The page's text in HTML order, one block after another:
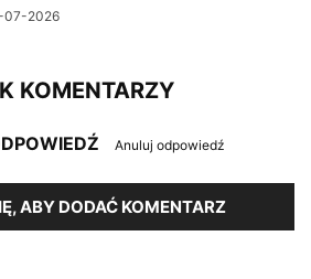
07-2026
KOMENTARZY
Anuluj odpowiedź
ABY DODAĆ KOMENTARZ